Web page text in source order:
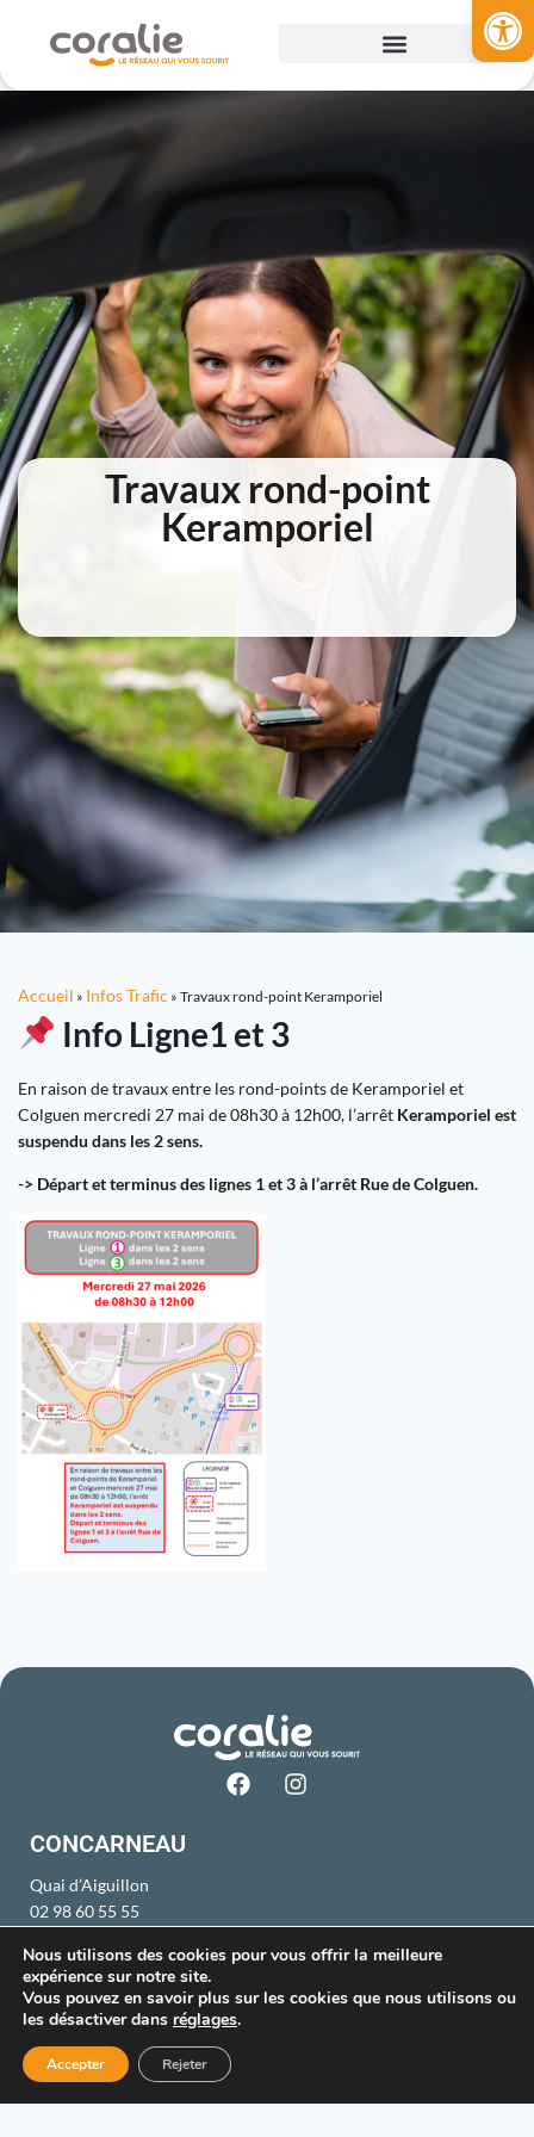
Ouvrir
Travaux rond-point
Keramporiel
Accueil » Infos Trafic » Travaux rond-point Keramporiel
Info Ligne1 et 3
En raison de travaux entre les rond-points de Keramporiel et
Colguen mercredi 27 mai de 08h30 à 12h00, l’arrêt Keramporiel est
suspendu dans les 2 sens.
-> Départ et terminus des lignes 1 et 3 à l’arrêt Rue deColguen.
CONCARNEAU
Quai d’Aiguillon
02 98 60 55 55
8h45 à 12h30 et 13h30 à 18h30
samedi de 8h45 à 12h30
ROSPORDEN
Nous utilisons des cookies pour vous offrir la meilleure
expérience sur notre site.
Vous pouvez en savoir plus sur les cookies que nous utilisons ou
les désactiver dans réglages.
Accepter Rejeter